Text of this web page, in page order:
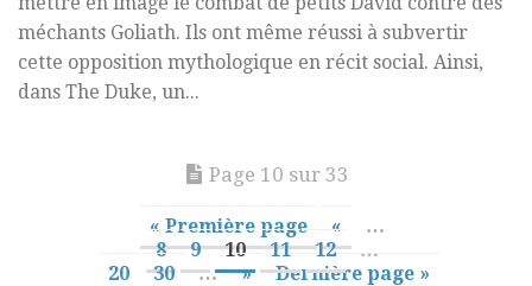
méchants Goliath. Ils ont même réussi à subvertir
cette opposition mythologique en récit social. Ainsi,
dans The Duke, un...
Page 10 sur 33
« Première page «
…
8
9 10 11 12
…
20
30 … » Dernière page »